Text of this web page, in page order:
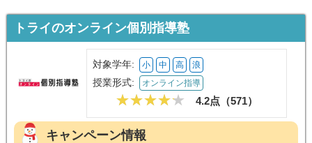
トライのオンライン個別指導塾
対象学年: 小 中 高 浪
授業形式: オンライン指導
4.2点（571）
キャンペーン情報